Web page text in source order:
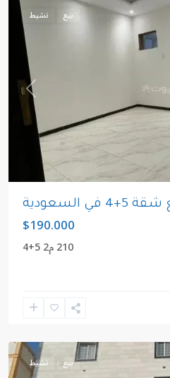
بيع نشيط
في السعودية
$190.000
210 م2 5+4
بيع نشيط